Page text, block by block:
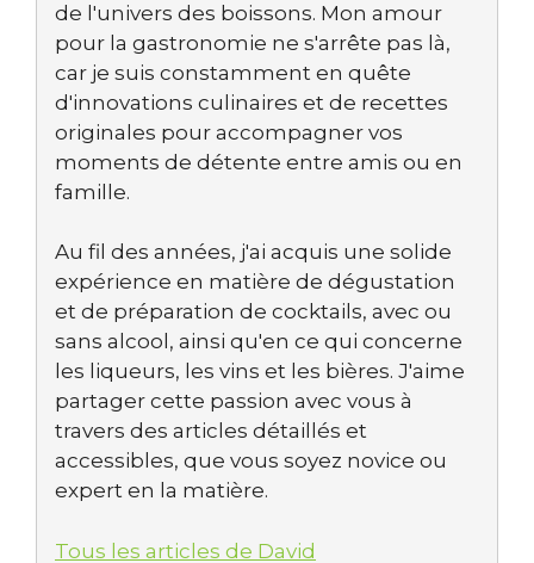
de l'univers des boissons. Mon amour
pour la gastronomie ne s'arrête pas là,
car je suis constamment en quête
d'innovations culinaires et de recettes
originales pour accompagner vos
moments de détente entre amis ou en
famille.
Au fil des années, j'ai acquis une solide
expérience en matière de dégustation
et de préparation de cocktails, avec ou
sans alcool, ainsi qu'en ce qui concerne
les liqueurs, les vins et les bières. J'aime
partager cette passion avec vous à
travers des articles détaillés et
accessibles, que vous soyez novice ou
expert en la matière.
Tous les articles de David